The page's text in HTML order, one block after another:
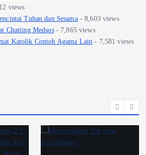
views
Tuhan dan Sesama- 8,603 views
Chatting Medsos- 7,865 views
Katolik Contoh Agama Lain - 7,581 views